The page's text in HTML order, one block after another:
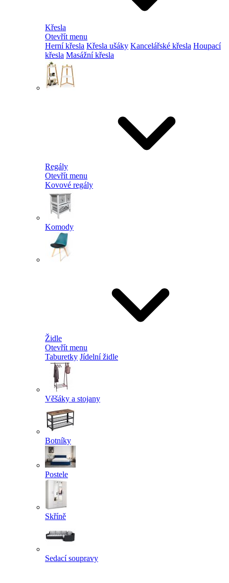
Křesla
Otevřít menu
Herní křesla Křesla ušáky Kancelářské křesla Houpací
křesla Masážní křesla
Regály
Otevřít menu
Kovové regály
Komody
Židle
Otevřít menu
Taburetky Jídelní židle
Věšáky a stojany
Botníky
Postele
Skříně
Sedací soupravy